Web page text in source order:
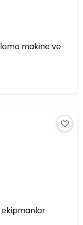
makine ve
ekipmanlar